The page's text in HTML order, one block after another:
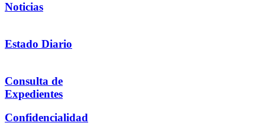
Noticias
Estado Diario
Consulta de
Expedientes
Confidencialidad